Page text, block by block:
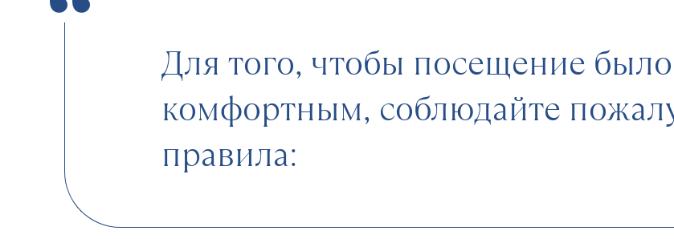
Для того, чтобы посещение
комфортным, соблюдайте
правила: